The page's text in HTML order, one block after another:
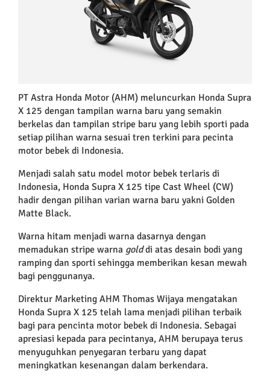
PT Astra Honda Motor (AHM) meluncurkan Honda Supra
X 125 dengan tampilan warna baru yang semakin
berkelas dan tampilan stripe baru yang lebih sporti pada
setiap pilihan warna sesuai tren terkini para pecinta
motor bebek di Indonesia.
Menjadi salah satu model motor bebek terlaris di
Indonesia, Honda Supra X 125 tipe Cast Wheel (CW)
hadir dengan pilihan varian warna baru yakni Golden
Matte Black.
Warna hitam menjadi warna dasarnya dengan
memadukan stripe warna golddi atas desain bodi yang
ramping dan sporti sehingga memberikan kesan mewah
bagi penggunanya.
Direktur Marketing AHM Thomas Wijaya mengatakan
Honda Supra X 125 telah lama menjadi pilihan terbaik
bagi para pencinta motor bebek di Indonesia. Sebagai
apresiasi kepada para pecintanya, AHM berupaya terus
menyuguhkan penyegaran terbaru yang dapat
meningkatkan kesenangan dalam berkendara.